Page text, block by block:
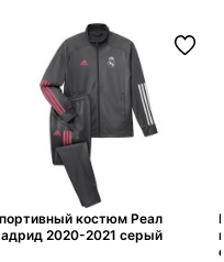
костюм Реал
2020-2021 серый